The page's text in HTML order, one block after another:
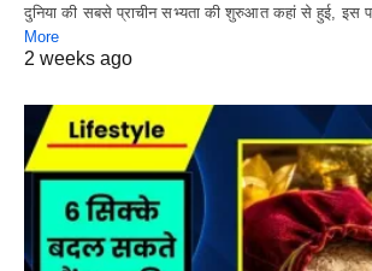
दुनिया की सबसे प्राचीन सभ्यता की शुरुआत कहां से हुई,
More
2 weeks ago